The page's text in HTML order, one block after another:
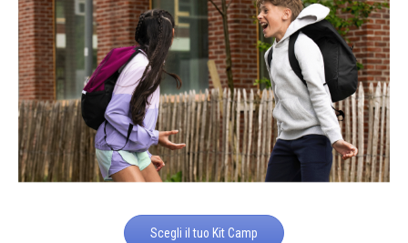
Scegli il tuo Kit Camp